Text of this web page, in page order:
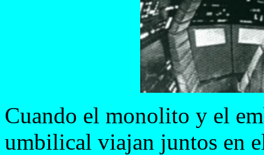
Cuando el monolito y el
umbilical viajan juntos en